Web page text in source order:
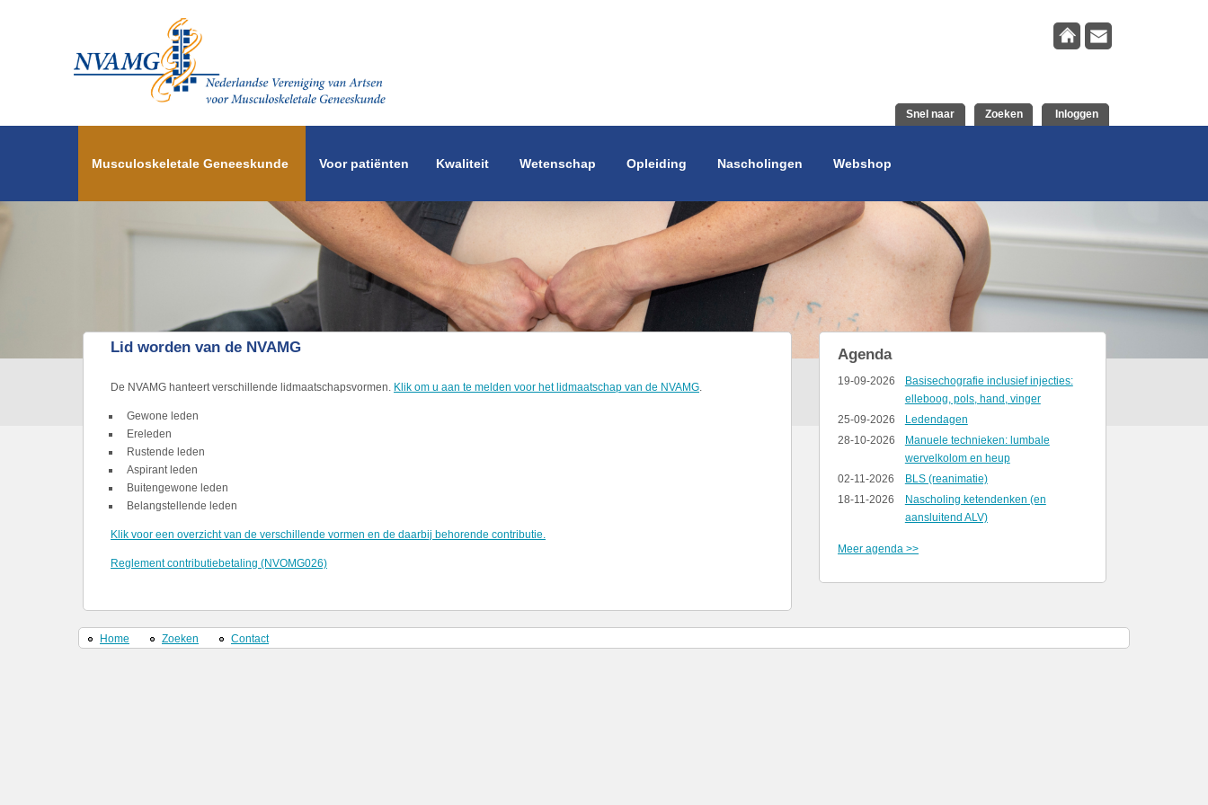
Snel naar Zoeken Inloggen
Musculoskeletale Geneeskunde Voor patiënten Kwaliteit Wetenschap Opleiding Nascholingen Webshop
Lid worden van de NVAMG
De NVAMG hanteert verschillende lidmaatschapsvormen. Klik om u aan te melden voor het lidmaatschap van de NVAMG
Gewone leden
Ereleden
Rustende leden
Aspirant leden
Buitengewone leden
Belangstellende leden
Klik voor een overzicht van de verschillende vormen en de daarbij behorende contributie.
Reglement contributiebetaling (NVOMG026)
Agenda
19-09-2026
Basisechografie inclusief injecties:
elleboog, pols, hand, vinger
25-09-2026
Ledendagen
28-10-2026
Manuele technieken: lumbale
wervelkolom en heup
02-11-2026
BLS (reanimatie)
18-11-2026
Nascholing ketendenken (en
aansluitend ALV)
Meer agenda >>
Home Zoeken Contact